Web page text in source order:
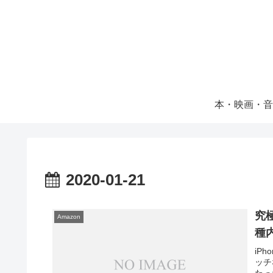
本・映画・
2020-01-21
Amazon
究
種
ッ